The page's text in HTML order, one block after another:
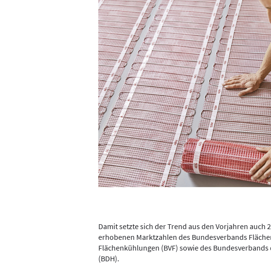
Damit setzte sich der Trend aus den Vorjahren auch
erhobenen Marktzahlen des Bundesverbands
Flächenkühlungen (BVF) sowie des
(BDH).